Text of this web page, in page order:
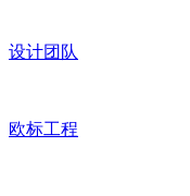
设计团队
欧标工程